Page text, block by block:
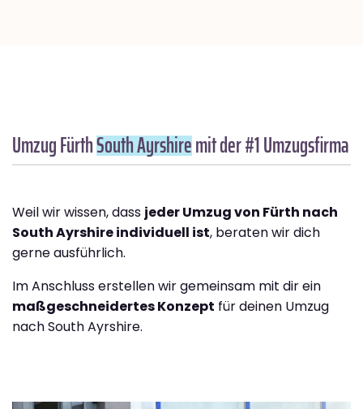
Umzug FürthSouth Ayrshiremit der #1 Umzugsfirma
Weil wir wissen, dass jeder Umzug von Fürth nach
South Ayrshire individuell ist, beraten wir dich
gerne ausführlich.
Im Anschluss erstellen wir gemeinsam mit dir ein
maßgeschneidertes Konzept für deinen Umzug
nach South Ayrshire.